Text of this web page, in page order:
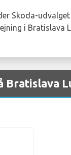
Skoda-
i
Bratislava